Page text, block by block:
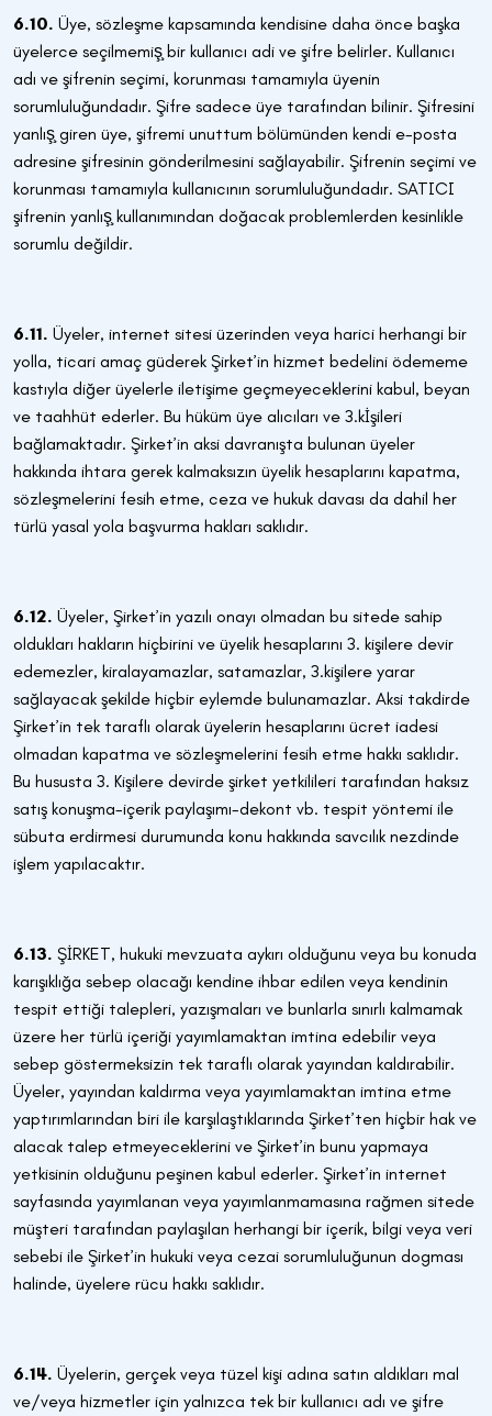
6.10. Üye, sözleşme kapsamında kendisine daha önce başka
üyelerce seçilmemiş̧ bir kullanıcı adi ve şifre belirler. Kullanıcı
adı ve şifrenin seçimi, korunması tamamıyla üyenin
sorumluluğundadır. Şifre sadece üye tarafından bilinir. Şifresini
yanlış̧ giren üye, şifremi unuttum bölümünden kendi e-posta
adresine şifresinin gönderilmesini sağlayabilir. Şifrenin seçimi ve
korunması tamamıyla kullanıcının sorumluluğundadır. SATICI
şifrenin yanlış̧ kullanımından doğacak problemlerden kesinlikle
sorumlu değildir.
6.11. Üyeler, internet sitesi üzerinden veya harici herhangi bir
yolla, ticari amaç güderek Şirket’in hizmet bedelini ödememe
kastıyla diğer üyelerle iletişime geçmeyeceklerini kabul, beyan
ve taahhüt ederler. Bu hüküm üye alıcıları ve 3.kİşileri
bağlamaktadır. Şirket’in aksi davranışta bulunan üyeler
hakkında ihtara gerek kalmaksızın üyelik hesaplarını kapatma,
sözleşmelerini fesih etme, ceza ve hukuk davası da dahil her
türlü yasal yola başvurma hakları saklıdır.
6.12. Üyeler, Şirket’in yazılı onayı olmadan bu sitede sahip
oldukları hakların hiçbirini ve üyelik hesaplarını 3. kişilere devir
edemezler, kiralayamazlar, satamazlar, 3.kişilere yarar
sağlayacak şekilde hiçbir eylemde bulunamazlar. Aksi takdirde
Şirket’in tek taraflı olarak üyelerin hesaplarını ücret iadesi
olmadan kapatma ve sözleşmelerini fesih etme hakkı saklıdır.
Bu hususta 3. Kişilere devirde şirket yetkilileri tarafından haksız
satış konuşma-içerik paylaşımı-dekont vb. tespit yöntemi ile
sübuta erdirmesi durumunda konu hakkında savcılık nezdinde
işlem yapılacaktır.
6.13. ŞİRKET, hukuki mevzuata aykırı olduğunu veya bu konuda
karışıklığa sebep olacağı kendine ihbar edilen veya kendinin
tespit ettiği talepleri, yazışmaları ve bunlarla sınırlı kalmamak
üzere her türlü içeriği yayımlamaktan imtina edebilir veya
sebep göstermeksizin tek taraflı olarak yayından kaldırabilir.
Üyeler, yayından kaldırma veya yayımlamaktan imtina etme
yaptırımlarından biri ile karşılaştıklarında Şirket’ten hiçbir hak ve
alacak talep etmeyeceklerini ve Şirket’in bunu yapmaya
yetkisinin olduğunu peşinen kabul ederler. Şirket’in internet
sayfasında yayımlanan veya yayımlanmamasına rağmen sitede
müşteri tarafından paylaşılan herhangi bir içerik, bilgi veya veri
sebebi ile Şirket’in hukuki veya cezai sorumluluğunun dogması
halinde, üyelere rücu hakkı saklıdır.
6.14. Üyelerin, gerçek veya tüzel kişi adına satın aldıkları mal
ve/veya hizmetler için yalnızca tek bir kullanıcı adı ve şifre